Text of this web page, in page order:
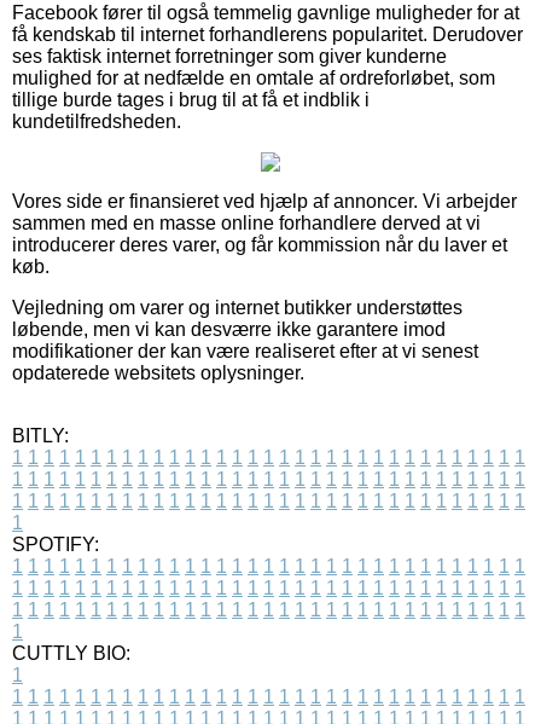
Facebook fører til også temmelig gavnlige muligheder for at
få kendskab til internet forhandlerens popularitet. Derudover
ses faktisk internet forretninger som giver kunderne
mulighed for at nedfælde en omtale af ordreforløbet, som
tillige burde tages i brug til at få et indblik i
kundetilfredsheden.
Vores side er finansieret ved hjælp af annoncer. Vi arbejder
sammen med en masse online forhandlere derved at vi
introducerer deres varer, og får kommission når du laver et
køb.
Vejledning om varer og internet butikker understøttes
løbende, men vi kan desværre ikke garantere imod
modifikationer der kan være realiseret efter at vi senest
opdaterede websitets oplysninger.
BITLY:
1 1 1 1 1 1 1 1 1 1 1 1 1 1 1 1 1 1 1 1 1 1 1 1 1 1 1 1 1 1 1 1 1
1 1 1 1 1 1 1 1 1 1 1 1 1 1 1 1 1 1 1 1 1 1 1 1 1 1 1 1 1 1 1 1 1
1 1 1 1 1 1 1 1 1 1 1 1 1 1 1 1 1 1 1 1 1 1 1 1 1 1 1 1 1 1 1 1 1
1
SPOTIFY:
1 1 1 1 1 1 1 1 1 1 1 1 1 1 1 1 1 1 1 1 1 1 1 1 1 1 1 1 1 1 1 1 1
1 1 1 1 1 1 1 1 1 1 1 1 1 1 1 1 1 1 1 1 1 1 1 1 1 1 1 1 1 1 1 1 1
1 1 1 1 1 1 1 1 1 1 1 1 1 1 1 1 1 1 1 1 1 1 1 1 1 1 1 1 1 1 1 1 1
1
CUTTLY BIO:
1
1 1 1 1 1 1 1 1 1 1 1 1 1 1 1 1 1 1 1 1 1 1 1 1 1 1 1 1 1 1 1 1 1
1 1 1 1 1 1 1 1 1 1 1 1 1 1 1 1 1 1 1 1 1 1 1 1 1 1 1 1 1 1 1 1 1